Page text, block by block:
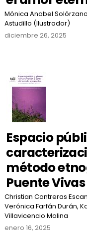
Mónica Anabel
Astudillo (Ilustrador)
diciembre 26, 2025
Espacio
método
Puente
Christian Contreras
Verónica Farfán Durán,
Villavicencio Molina
enero 16, 2025